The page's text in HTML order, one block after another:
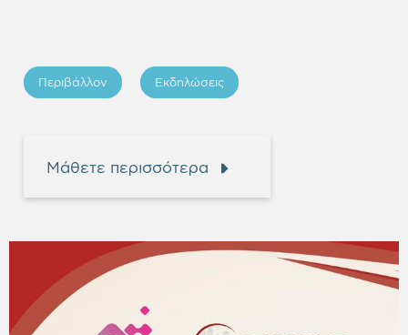
Περιβάλλον Εκδηλώσεις
Μάθετε περισσότερα